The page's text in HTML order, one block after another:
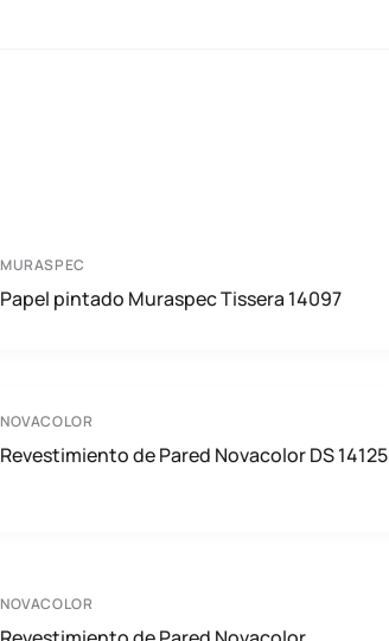
MURASPEC
Papel pintado Muraspec Tissera 14097
NOVACOLOR
Revestimiento de Pared Novacolor DS 14125
NOVACOLOR